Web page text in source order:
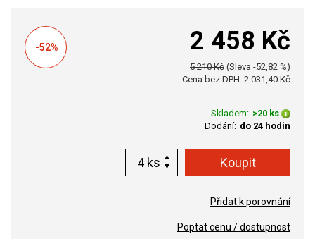
-52% 2 458 Kč
5 210 Kč (Sleva -52,82 %)
Cena bez DPH: 2 031,40 Kč
Skladem: >20 ks
Dodání: do 24 hodin
ks
Přidat k porovnání
Poptat cenu / dostupnost